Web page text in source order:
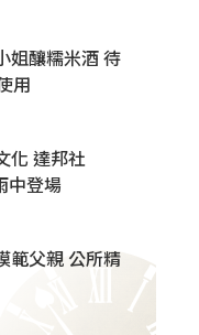
姐釀糯米酒 待
用
化 達邦社
中登場
範父親 公所精